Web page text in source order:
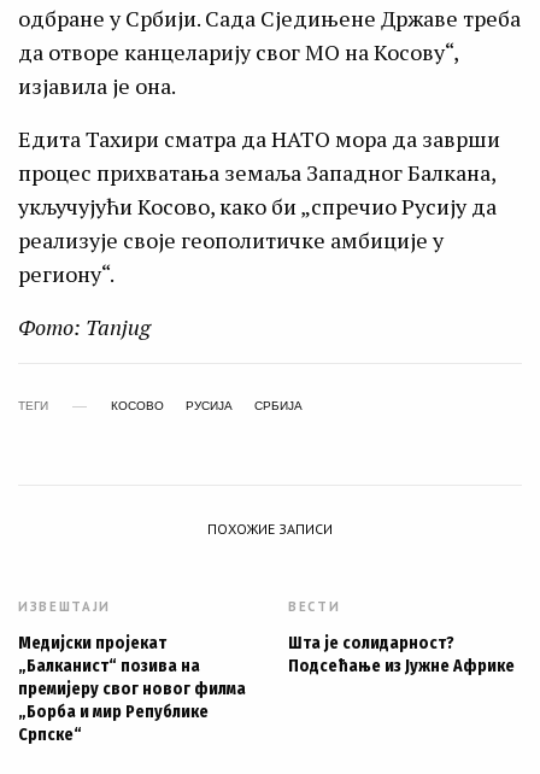
одбране у Србији. Сада Сједињене Државе треба
да отворе канцеларију свог МО на Косову“,
изјавила је она.
Едита Тахири сматра да НАТО мора да заврши
процес прихватања земаља Западног Балкана,
укључујући Косово, како би „спречио Русију да
реализује своје геополитичке амбиције у
региону“.
Фото: Tanjug
ТЕГИ КОСОВО РУСИЈА СРБИЈА
ПОХОЖИЕ ЗАПИСИ
ИЗВЕШТАЈИ
Медијски пројекат
„Балканист“ позива на
премијеру свог новог филма
„Борба и мир Републике
Српске“
ВЕСТИ
Шта је солидарност?
Подсећање из Јужне Африке